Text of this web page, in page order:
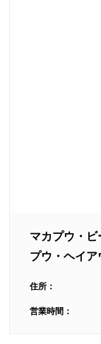
マカプウ・
プウ・ヘイア
住所：
営業時間：